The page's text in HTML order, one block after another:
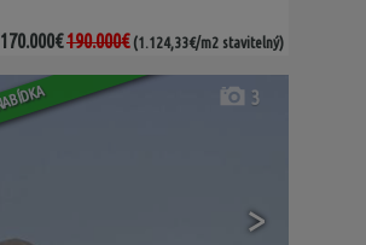
170.000€190.000€ (1.124,33€/m2 stavitelný)
>
3